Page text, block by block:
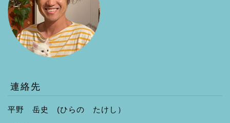
連絡先
平野 岳史 (ひらの たけし）